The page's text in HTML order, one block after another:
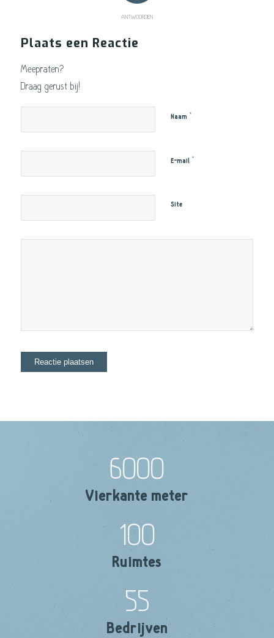
ANTWOORDEN
Plaats een Reactie
Meepraten?
Draag gerust bij!
Naam *
E-mail *
Site
6000
Vierkante meter
100
Ruimtes
55
Bedrijven